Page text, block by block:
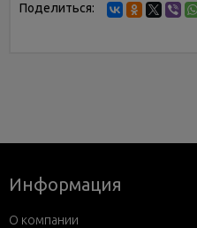
Поделиться:
Информация
О компании